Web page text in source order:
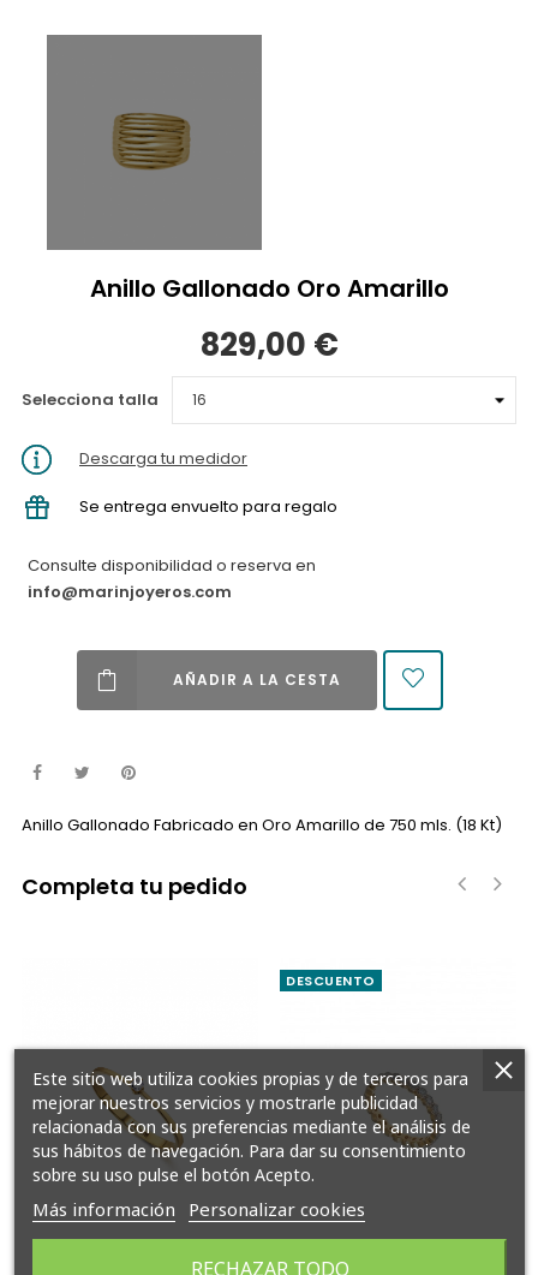
Anillo Gallonado Oro Amarillo
829,00 €
Selecciona talla
Descarga tu medidor
Se entrega envuelto para regalo
Consulte disponibilidad o reserva en
info@marinjoyeros.com
AÑADIR A LA CESTA
Anillo Gallonado Fabricado en Oro Amarillo de 750 mls. (18 Kt)
Completa tu pedido
DESCUENTO
Este sitio web utiliza cookies propias y de terceros para
mejorar nuestros servicios y mostrarle publicidad
relacionada con sus preferencias mediante el análisis de
sus hábitos de navegación. Para dar su consentimiento
sobre su uso pulse el botón Acepto.
Más información Personalizar cookies
RECHAZAR TODO